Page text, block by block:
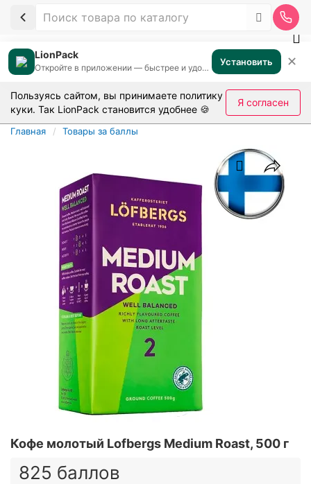
LionPack
Откройте в приложении — быстрее и удобнее Установить ✕
Пользуясь сайтом, вы принимаете политику
куки. Так LionPack становится удобнее 🍪
Я согласен
Главная Товары за баллы
Кофе молотый Lofbergs Medium Roast, 500 г
825 баллов